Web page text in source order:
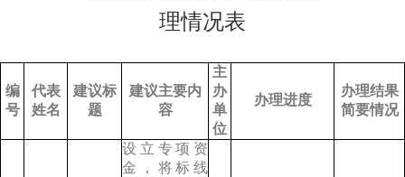
理情况表
编
号
代表
姓名
建议标
题
建议主要内
容
主
办
单
位
办理进度
办理结果
简要情况
设立专项资
金，将标线